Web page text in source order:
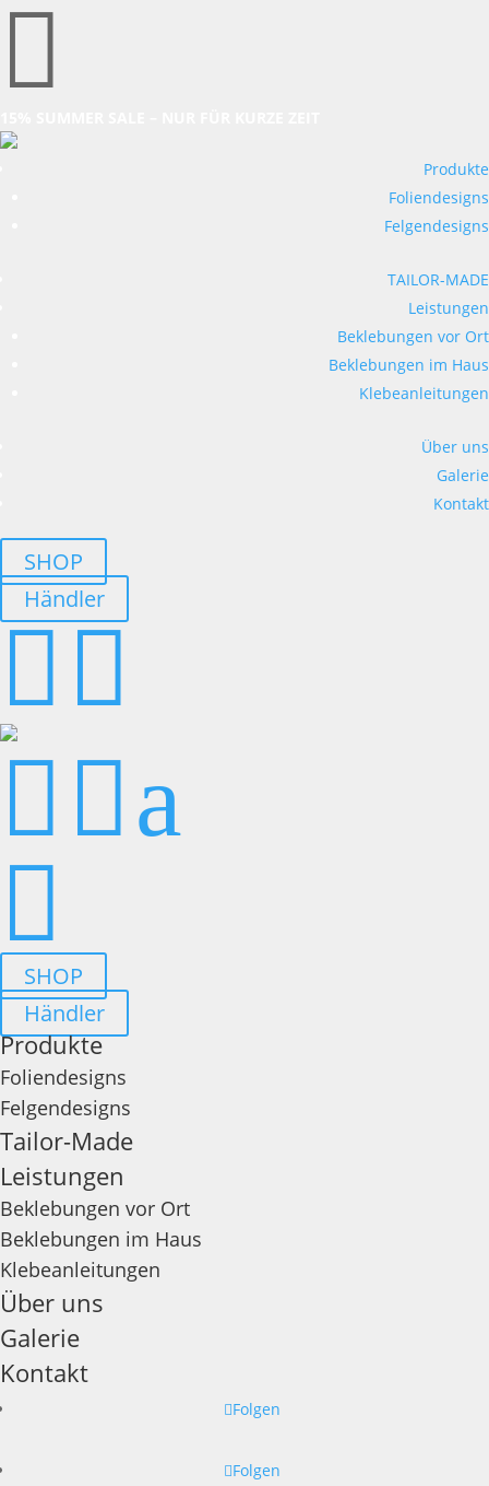

Produkte
Foliendesigns
Felgendesigns
TAILOR-MADE
Leistungen
Beklebungen vor Ort
Beklebungen im Haus
Klebeanleitungen
Über uns
Galerie
Kontakt
SHOP
Händler
 
 a

SHOP
Händler
Produkte
Foliendesigns
Felgendesigns
Tailor-Made
Leistungen
Beklebungen vor Ort
Beklebungen im Haus
Klebeanleitungen
Über uns
Galerie
Kontakt
Folgen
Folgen